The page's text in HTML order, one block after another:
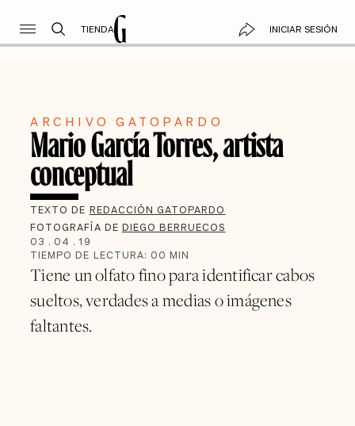
TIENDA INICIAR SESIÓN
ARCHIVO GATOPARDO
Mario García Torres, artista
conceptual
TEXTO DE REDACCIÓN GATOPARDO
FOTOGRAFÍA DE DIEGO BERRUECOS
03 . 04 . 19
TIEMPO DE LECTURA: 00 MIN
Tiene un olfato fino para identificar cabos
sueltos, verdades a medias o imágenes
faltantes.